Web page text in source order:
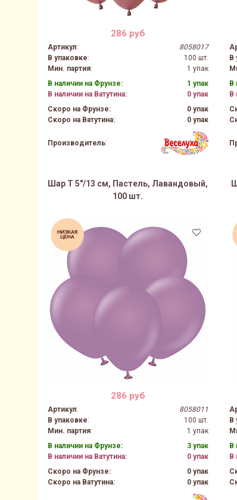
286 руб
Артикул:
8058017
В упаковке:
100 шт.
Мин. партия:
1 упак
В наличии на Фрунзе:
1 упак
В наличии на Ватутина:
0 упак
Скоро на Фрунзе:
0 упак
Скоро на Ватутина:
0 упак
Производитель:
В
В
В
Шар Т 5"/13 см, Пастель, Лавандовый,
100 шт.
286 руб
Артикул:
8058011
В упаковке:
100 шт.
Мин. партия:
1 упак
В наличии на Фрунзе:
3 упак
В наличии на Ватутина:
0 упак
Скоро на Фрунзе:
0 упак
Скоро на Ватутина:
0 упак
В
В
В